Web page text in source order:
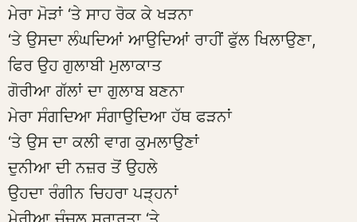
ਮੇਰਾ ਮੋੜਾਂ ‘ਤੇ ਸਾਹ ਰੋਕ ਕੇ ਖੜਨਾ
‘ਤੇ ਉਸਦਾ ਲੰਘਦਿਆਂ ਆਉਦਿਆਂ ਰਾਹੀਂ ਫੁੱਲ ਖਿਲਾਉਣਾ,
ਫਿਰ ਉਹ ਗੁਲਾਬੀ ਮੁਲਾਕਾਤ
ਗੋਰੀਆ ਗੱਲਾਂ ਦਾ ਗੁਲਾਬ ਬਣਨਾ
ਮੇਰਾ ਸੰਗਦਿਆ ਸੰਗਾਉਦਿਆ ਹੱਥ ਫੜਨਾਂ
‘ਤੇ ਉਸ ਦਾ ਕਲੀ ਵਾਗ ਕੁਮਲਾਉਣਾਂ
ਦੁਨੀਆ ਦੀ ਨਜ਼ਰ ਤੋਂ ਉਹਲੇ
ਉਹਦਾ ਰੰਗੀਨ ਚਿਹਰਾ ਪੜ੍ਹਨਾਂ